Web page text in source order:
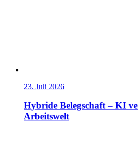
23. Juli 2026
Hybride Belegschaft – KI
Arbeitswelt